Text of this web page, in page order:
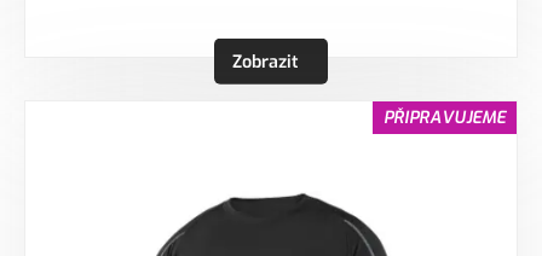
Zobrazit
PŘIPRAVUJEME